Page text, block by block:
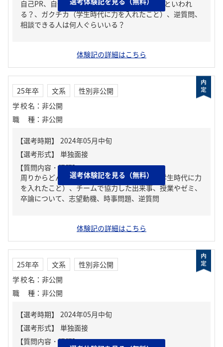
自己PR、自分の強み/弱み、周りからどんな人といわれ
る？、ガクチカ（学生時代に力を入れたこと）、逆質問、
相談できる人は何人ぐらいいる？
体験記の詳細はこちら
25年卒 文系
性別非公開
学校名 ： 非公開
職種 ： 非公開
【質問内容・課題】
周りからどんな人といわれる？、ガクチカ（学生時代に力
を入れたこと）、チームで協力した出来事、授業やゼミ、
卒論について、志望動機、時事問題、逆質問
選考体験記を見る（無料）
体験記の詳細はこちら
25年卒 文系
性別非公開
学校名 ： 非公開
職種 ： 非公開
【質問内容・課題】